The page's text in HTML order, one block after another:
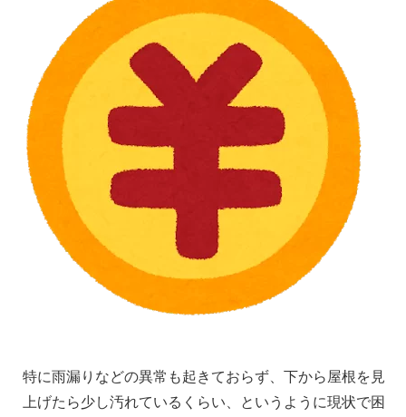
特に雨漏りなどの異常も起きておらず、下から屋根を見
上げたら少し汚れているくらい、というように現状で困